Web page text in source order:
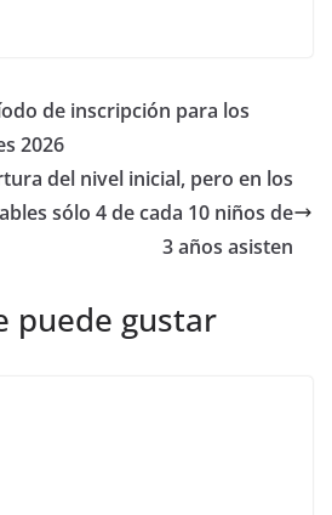
de inscripción para los
2026
del nivel inicial, pero en los
sólo 4 de cada 10 niños de
3 años asisten
puede gustar